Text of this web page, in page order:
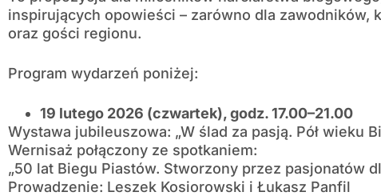
inspirujących opowieści – zarówno dla zawodników,
oraz gości regionu.
Program wydarzeń poniżej:
19 lutego 2026 (czwartek), godz. 17.00–21.00
Wystawa jubileuszowa: „W ślad za pasją. Pół wieku
Wernisaż połączony ze spotkaniem:
„50 lat Biegu Piastów. Stworzony przez pasjonatów
Prowadzenie: Leszek Kosiorowski i Łukasz Panfil